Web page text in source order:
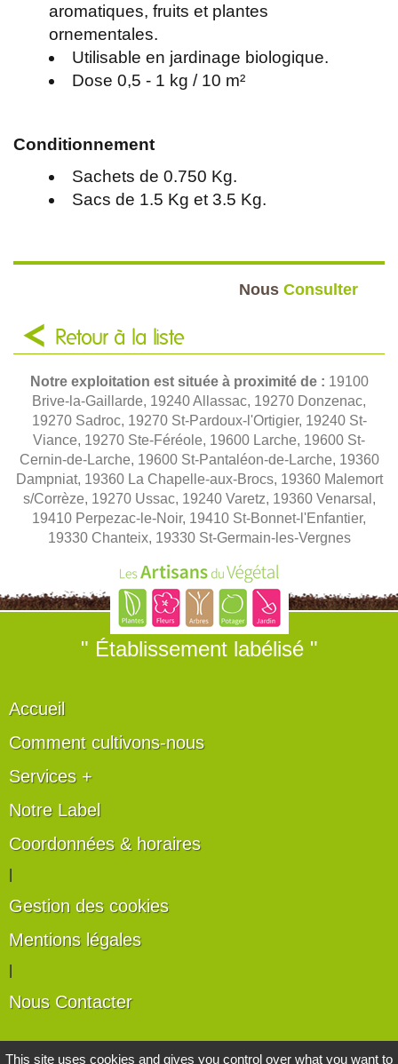
aromatiques, fruits et plantes
ornementales.
Utilisable en jardinage biologique.
Dose 0,5 - 1 kg / 10 m²
Conditionnement
Sachets de 0.750 Kg.
Sacs de 1.5 Kg et 3.5 Kg.
Nous Consulter
Retour à la liste
Notre exploitation est située à proximité de : 19100
Brive-la-Gaillarde, 19240 Allassac, 19270 Donzenac,
19270 Sadroc, 19270 St-Pardoux-l'Ortigier, 19240 St-
Viance, 19270 Ste-Féréole, 19600 Larche, 19600 St-
Cernin-de-Larche, 19600 St-Pantaléon-de-Larche, 19360
Dampniat, 19360 La Chapelle-aux-Brocs, 19360 Malemort
s/Corrèze, 19270 Ussac, 19240 Varetz, 19360 Venarsal,
19410 Perpezac-le-Noir, 19410 St-Bonnet-l'Enfantier,
19330 Chanteix, 19330 St-Germain-les-Vergnes
" Établissement labélisé "
Accueil
Comment cultivons-nous
Services +
Notre Label
Coordonnées & horaires
Gestion des cookies
Mentions légales
Nous Contacter
Les artisans du végétal
This site uses cookies and gives you control over what you want to